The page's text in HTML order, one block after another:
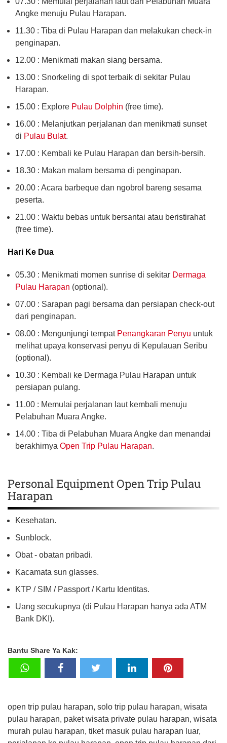
Angke menuju Pulau Harapan.
11.30 : Tiba di Pulau Harapan dan melakukan check-in
penginapan.
12.00 : Menikmati makan siang bersama.
13.00 : Snorkeling di spot terbaik di sekitar Pulau
Harapan.
15.00 : Explore Pulau Dolphin (free time).
16.00 : Melanjutkan perjalanan dan menikmati sunset
di Pulau Bulat.
17.00 : Kembali ke Pulau Harapan dan bersih-bersih.
18.30 : Makan malam bersama di penginapan.
20.00 : Acara barbeque dan ngobrol bareng sesama
peserta.
21.00 : Waktu bebas untuk bersantai atau beristirahat
(free time).
Hari Ke Dua
05.30 : Menikmati momen sunrise di sekitar Dermaga
Pulau Harapan (optional).
07.00 : Sarapan pagi bersama dan persiapan check-out
dari penginapan.
08.00 : Mengunjungi tempat Penangkaran Penyu untuk
melihat upaya konservasi penyu di Kepulauan Seribu
(optional).
10.30 : Kembali ke Dermaga Pulau Harapan untuk
persiapan pulang.
11.00 : Memulai perjalanan laut kembali menuju
Pelabuhan Muara Angke.
14.00 : Tiba di Pelabuhan Muara Angke dan menandai
berakhirnya Open Trip Pulau Harapan.
Personal Equipment Open Trip Pulau
Harapan
Kesehatan.
Sunblock.
Obat - obatan pribadi.
Kacamata sun glasses.
KTP / SIM / Passport / Kartu Identitas.
Uang secukupnya (di Pulau Harapan hanya ada ATM
Bank DKI).
Bantu Share Ya Kak:
open trip pulau harapan, solo trip pulau harapan, wisata
pulau harapan, paket wisata private pulau harapan, wisata
murah pulau harapan, tiket masuk pulau harapan luar,